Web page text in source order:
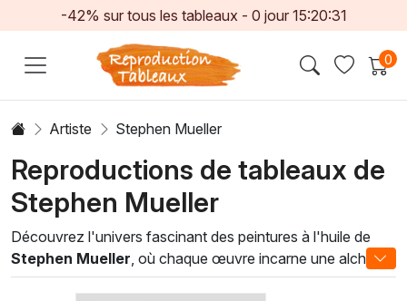
-42% sur tous les tableaux - 0 jour 15:20:31
0
Artiste Stephen Mueller
Reproductions de tableaux de
Stephen Mueller
Découvrez l'univers fascinant des peintures à l'huile de
Stephen Mueller , où chaque œuvre incarne une alchimie
subtile entre abstraction et émotion. Reconnu pour son